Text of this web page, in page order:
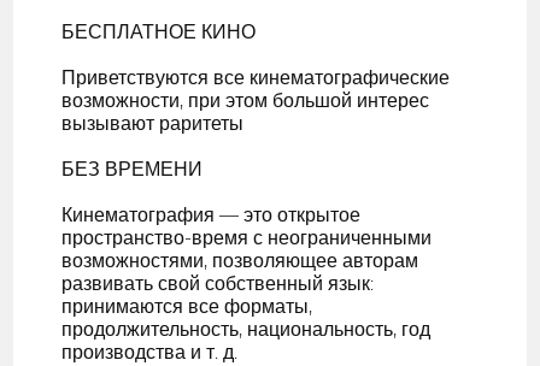
БЕСПЛАТНОЕ КИНО
Приветствуются все кинематографические
возможности, при этом большой интерес
вызывают раритеты
БЕЗ ВРЕМЕНИ
Кинематография — это открытое
пространство-время с неограниченными
возможностями, позволяющее авторам
развивать свой собственный язык:
принимаются все форматы,
продолжительность, национальность, год
производства и т. д.